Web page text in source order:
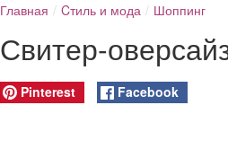
Главная / Cтиль и мода / Шоппинг
Свитер-
Pinterest Facebook